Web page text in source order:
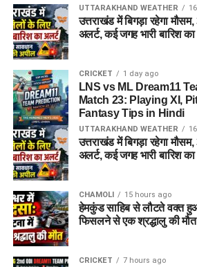
UTTARAKHAND WEATHER
उत्तराखंड में बिगड़ा रहेगा
अलर्ट, कई जगह भारी बारिश
CRICKET 1 day ago
LNS vs ML Dream11
Match 23: Playing XI,
Fantasy Tips in Hindi
UTTARAKHAND WEATHER
उत्तराखंड में बिगड़ा रहेगा
अलर्ट, कई जगह भारी बारिश
CHAMOLI 15 hours ago
हेमकुंड साहिब से लौटते वक्त हुआ
फिसलने से एक श्रद्धालु की मौत
CRICKET 7 hours ago